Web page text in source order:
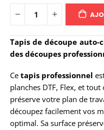
Tapis de découpe
des découpes
Ce tapis professionnel
planches DTF, Flex, et
préserve votre plan de
découpez facilement vos
optimal. Sa surface